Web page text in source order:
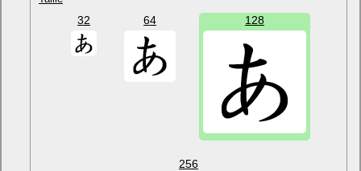
32 64 128
256